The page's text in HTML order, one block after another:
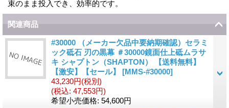
束のまま投入でき、効率的です。
関連商品
#30000 （メーカー欠品中要納期確認）セラミ
ック砥石 刃の黒幕 ＃30000鏡面仕上砥ムラサ
キ シャプトン（SHAPTON） 【送料無料】
【激安】【セール】 [MMS-#30000]
43,230円(税別)
(税込: 47,553円)
希望小売価格: 54,600円